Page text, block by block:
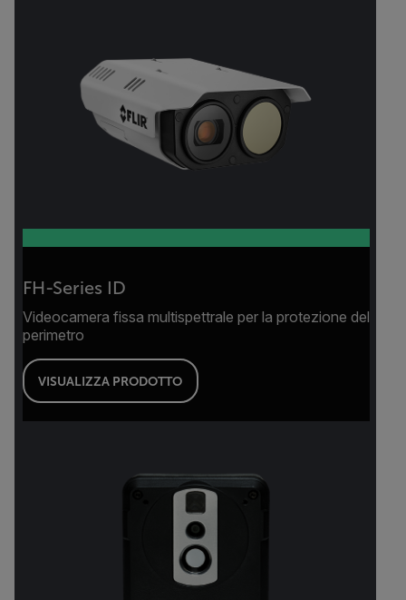
FH-Series ID
Videocamera fissa multispettrale per la protezione del
perimetro
VISUALIZZA PRODOTTO